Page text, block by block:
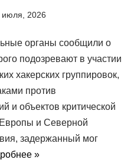
июля, 2026
органы сообщили о
подозревают в участии
хакерских группировок,
против
и объектов критической
и Северной
задержанный мог
»